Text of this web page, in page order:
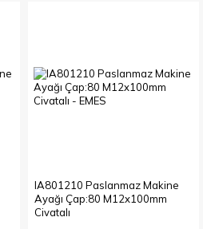
IA801210 Paslanmaz Makine
Ayağı Çap:80 M12x100mm
Civatalı